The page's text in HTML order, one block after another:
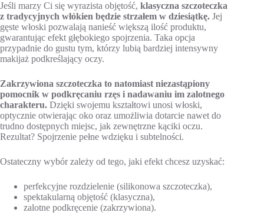
Jeśli marzy Ci się wyrazista objętość, klasyczna szczoteczka
z tradycyjnych włókien będzie strzałem w dziesiątkę. Jej
gęste włoski pozwalają nanieść większą ilość produktu,
gwarantując efekt głębokiego spojrzenia. Taka opcja
przypadnie do gustu tym, którzy lubią bardziej intensywny
makijaż podkreślający oczy.
Zakrzywiona szczoteczka to natomiast niezastąpiony
pomocnik w podkręcaniu rzęs i nadawaniu im zalotnego
charakteru. Dzięki swojemu kształtowi unosi włoski,
optycznie otwierając oko oraz umożliwia dotarcie nawet do
trudno dostępnych miejsc, jak zewnętrzne kąciki oczu.
Rezultat? Spojrzenie pełne wdzięku i subtelności.
Ostateczny wybór zależy od tego, jaki efekt chcesz uzyskać:
perfekcyjne rozdzielenie (silikonowa szczoteczka),
spektakularną objętość (klasyczna),
zalotne podkręcenie (zakrzywiona).